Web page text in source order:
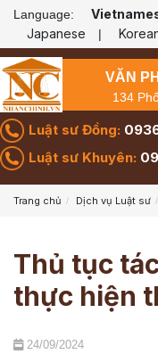
Language:
Japanese |
VĂN
134
Luật sư Đồng:
Luật sư Khuyên:
Trang chủ Dịch vụ Luật sư
Thủ tục
thực hiện
24/09/2024